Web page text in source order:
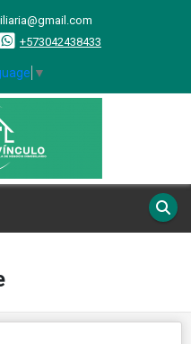
+573042438433
▼